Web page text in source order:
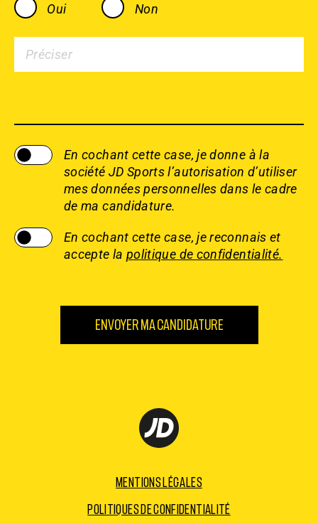
Oui Non
En cochant cette case, je donne à la
société JD Sports l’autorisation d’utiliser
mes données personnelles dans le cadre
de ma candidature.
En cochant cette case, je reconnais et
accepte la politique de confidentialité.
Mentions légales
Politiques de confidentialité